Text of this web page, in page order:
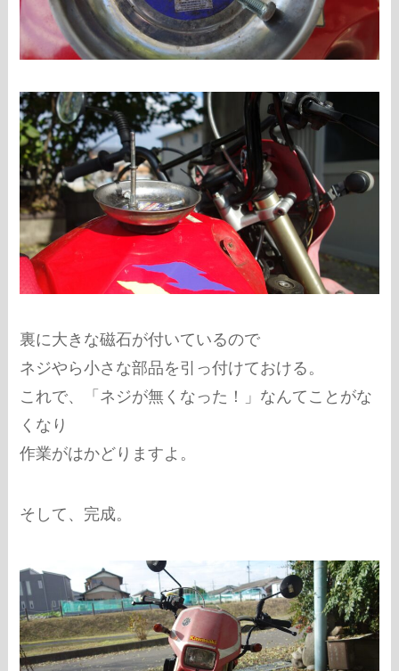
裏に大きな磁石が付いているので
ネジやら小さな部品を引っ付けておける。
これで、「ネジが無くなった！」なんてことがな
くなり
作業がはかどりますよ。
そして、完成。